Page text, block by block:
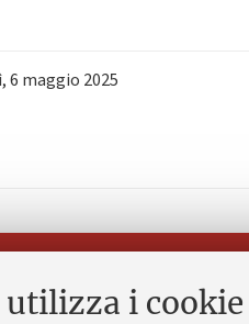
utilizza i cookie
,6 maggio 2025